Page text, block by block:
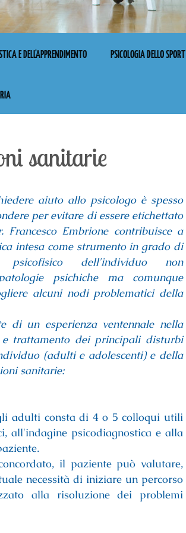
E DELL'APPRENDIMENTO PSICOLOGIA DELLO SPORT
sanitarie
aiuto allo psicologo è spesso
per evitare di essere etichettato
Embrione contribuisce a
intesa come strumento in grado di
dell'individuo non
psichiche ma comunque
alcuni nodi problematici della
di un esperienza ventennale nella
e trattamento dei principali disturbi
(adulti e adolescenti) e della
sanitarie:
adulti consta di 4 o 5 colloqui utili
all'indagine psicodiagnostica e alla
il paziente può valutare,
necessità di iniziare un percorso
alla risoluzione dei problemi